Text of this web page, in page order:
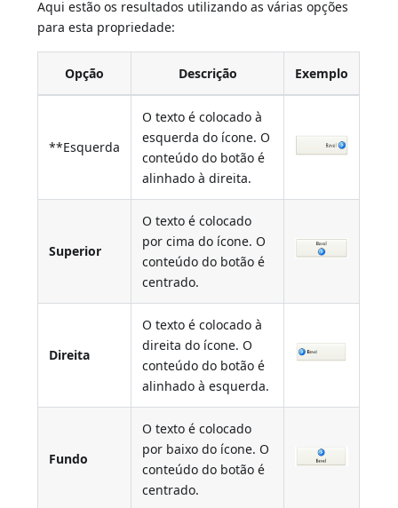
Aqui estão os resultados utilizando as várias opções
para esta propriedade:
Opção Descrição Exemplo
**Esquerda
O texto é colocado à
esquerda do ícone. O
conteúdo do botão é
alinhado à direita.
Superior
O texto é colocado
por cima do ícone. O
conteúdo do botão é
centrado.
Direita
O texto é colocado à
direita do ícone. O
conteúdo do botão é
alinhado à esquerda.
Fundo
O texto é colocado
por baixo do ícone. O
conteúdo do botão é
centrado.